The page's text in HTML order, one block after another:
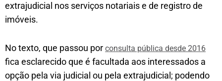
extrajudicial nos serviços notariais e de registro de
imóveis.
No texto, que passou por consulta pública desde 2016
fica esclarecido que é facultada aos interessados a
opção pela via judicial ou pela extrajudicial; podendo